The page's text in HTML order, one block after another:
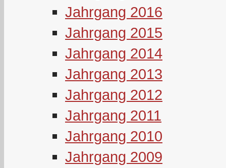
Jahrgang 2016
Jahrgang 2015
Jahrgang 2014
Jahrgang 2013
Jahrgang 2012
Jahrgang 2011
Jahrgang 2010
Jahrgang 2009